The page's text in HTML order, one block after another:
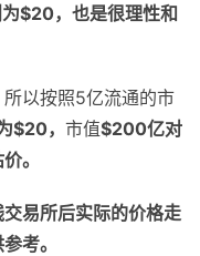
$20，也是很理性和
以按照5亿流通的市
$20， 市值$200亿对
。
易所后实际的价格走
考。